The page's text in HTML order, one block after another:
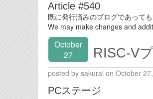
Article #540
既に発行済みのブログであって
We may make changes and
October
27
RISC-V
posted by sakurai on October
PCステージ